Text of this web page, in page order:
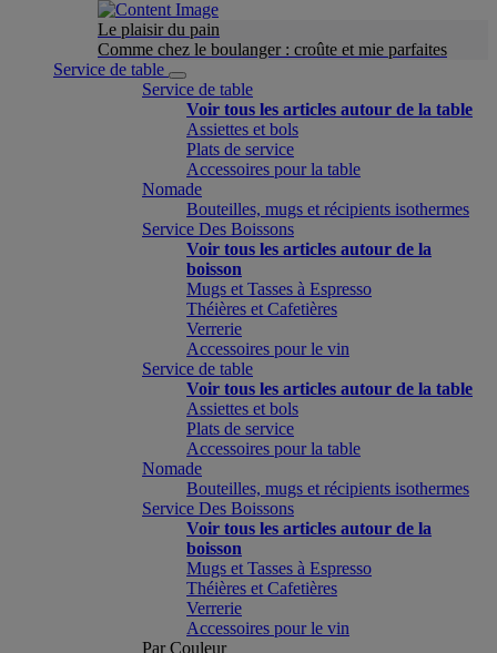
Le plaisir du pain
Comme chez le boulanger : croûte et mie parfaites
Service de table
Service de table
Voir tous les articles autour de la table
Assiettes et bols
Plats de service
Accessoires pour la table
Nomade
Bouteilles, mugs et récipients isothermes
Service Des Boissons
Voir tous les articles autour de la
boisson
Mugs et Tasses à Espresso
Théières et Cafetières
Verrerie
Accessoires pour le vin
Service de table
Voir tous les articles autour de la table
Assiettes et bols
Plats de service
Accessoires pour la table
Nomade
Bouteilles, mugs et récipients isothermes
Service Des Boissons
Voir tous les articles autour de la
boisson
Mugs et Tasses à Espresso
Théières et Cafetières
Verrerie
Accessoires pour le vin
Par Couleur